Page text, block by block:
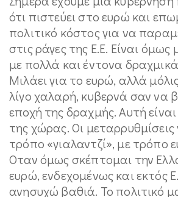
ότι πιστεύει στο ευρώ και
πολιτικό κόστος για να
στις ράγες της Ε.Ε. Eίναι
με πολλά και έντονα
Μιλάει για το ευρώ, αλλά
λίγο χαλαρή, κυβερνά σαν να
εποχή της δραχμής. Αυτή
της χώρας. Οι μεταρρυθμίσεις
τρόπο «γιαλαντζί», με τρόπο
Οταν όμως σκέπτομαι την
ευρώ, ενδεχομένως και εκτός
ανησυχώ βαθιά. Το πολιτικό